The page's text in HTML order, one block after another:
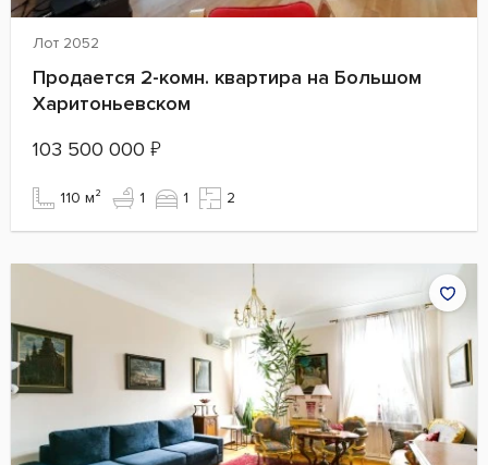
Лот 2052
Продается 2-комн. квартира на Большом
Харитоньевском
103 500 000 ₽
110 м² 1 1 2